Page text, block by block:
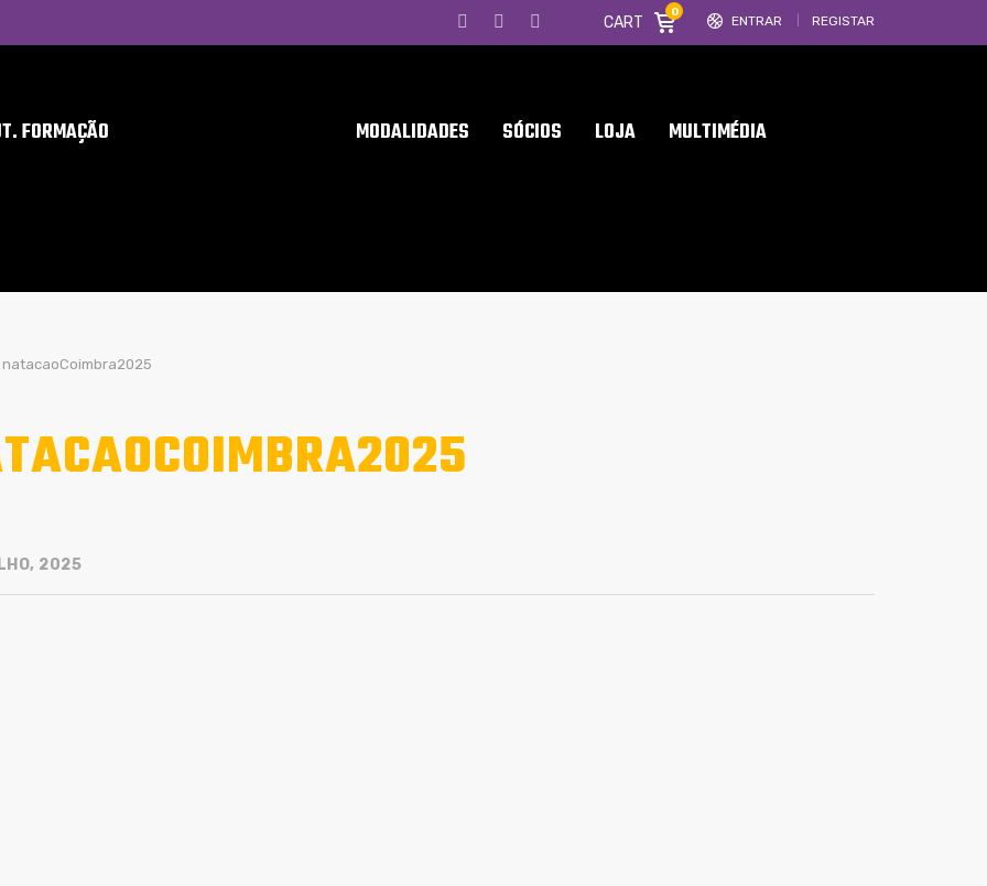
ENTRAR REGISTAR
CART
0
FORMAÇÃO MODALIDADES SÓCIOS LOJA MULTIMÉDIA
natacaoCoimbra2025
2025